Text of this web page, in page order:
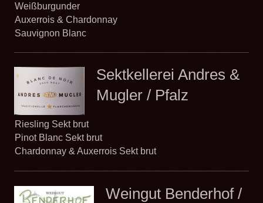
Weißburgunder
Auxerrois & Chardonnay
Sauvignon Blanc
Sektkellerei Andres &
Mugler / Pfalz
Riesling Sekt brut
Pinot Blanc Sekt brut
Chardonnay & Auxerrois Sekt brut
Weingut Benderhof /